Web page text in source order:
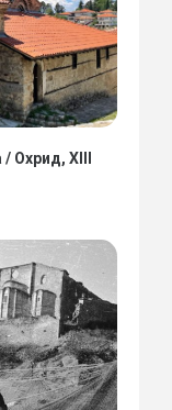
Охрид, XIII